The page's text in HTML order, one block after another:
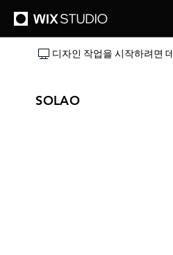
디자인 작업을 시작하려면